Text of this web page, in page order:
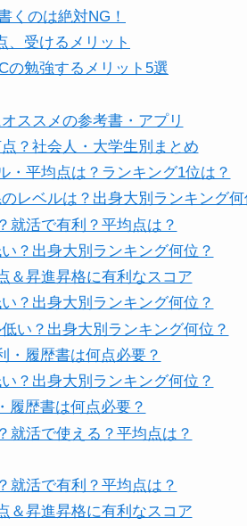
くのは絶対NG！
、受けるメリット
の勉強するメリット5選
ススメの参考書・アプリ
？社会人・大学生別まとめ
・平均点は？ランキング1位は？
レベルは？出身大別ランキング
就活で有利？平均点は？
？出身大別ランキング何位？
＆昇進昇格に有利なスコア
？出身大別ランキング何位？
い？出身大別ランキング何位？
・履歴書は何点必要？
？出身大別ランキング何位？
履歴書は何点必要？
就活で使える？平均点は？
就活で有利？平均点は？
＆昇進昇格に有利なスコア